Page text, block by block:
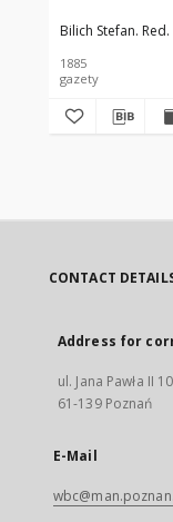
R.15 Nr285
Bilich Stefan. Red.
1885
gazety
CONTACT
Address for
ul. Jana Pawła II 10
61-139 Poznań
E-Mail